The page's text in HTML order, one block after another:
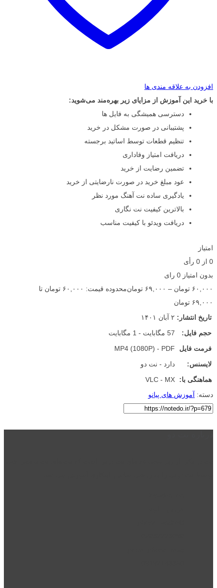
افزودن به علاقه مندی ها
با خرید این آموزش از مزایای زیر بهره‌مند می‌شوید:
دسترسی همیشگی به فایل ها
پشتیبانی در صورت مشکل در خرید
تنظیم قطعات توسط اساتید برجسته
دریافت امتیاز وفاداری
تضمین رضایت از خرید
عود مبلغ خرید در صورت نارضایتی از خرید
یادگیری ساده نت آهنگ مورد نظر
بالاترین کیفیت نت نگاری
دریافت ویدئو با کیفیت مناسب
امتیاز
0 از 0 رأی
بدون امتیاز 0 رای
۶۰,۰۰۰ تومان – ۶۹,۰۰۰ تومان
محدوده قیمت: ۶۰,۰۰۰ تومان تا
۶۹,۰۰۰ تومان
تاریخ انتشار: ۲ آبان ۱۴۰۱
حجم فایل:
57 مگابایت - 1 مگابایت
فرمت فایل
MP4 (1080P) - PDF
لایسنس:
دارد - نت دو
هماهنگی با:
VLC - MX
دسته: آموزش های پیانو